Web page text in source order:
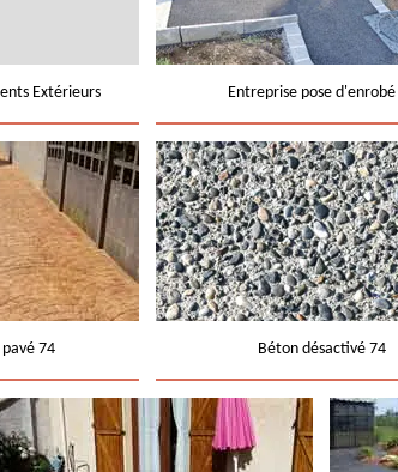
Extérieurs Entreprise pose d'enrobé
74 Béton désactivé 74